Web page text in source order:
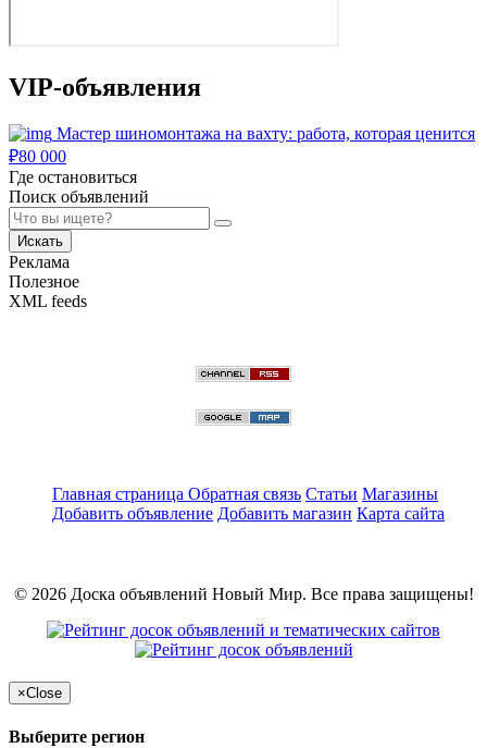
VIP-объявления
Мастер шиномонтажа на вахту: работа, которая ценится
₽80 000
Где остановиться
Поиск объявлений
Искать
Реклама
Полезное
XML feeds
Главная страница Обратная связь Статьи Магазины
Добавить объявление Добавить магазин Карта сайта
© 2026 Доска объявлений Новый Мир. Все права защищены!
×Close
Выберите регион